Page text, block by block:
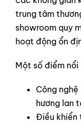
trung tâm
showroom quy
hoạt động ổn
Một số điểm nổi
Công
hương lan
Điều khiển